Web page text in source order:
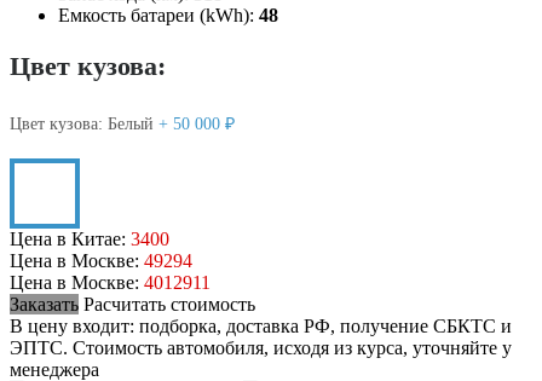
Емкость батареи (kWh): 48
Цвет кузова:
Цвет кузова: Белый + 50 000 ₽
Цена в Китае: 3400
Цена в Москве: 49294
Цена в Москве: 4012911
Заказать Расчитать стоимость
В цену входит: подборка, доставка РФ, получение СБКТС и
ЭПТС. Стоимость автомобиля, исходя из курса, уточняйте у
менеджера